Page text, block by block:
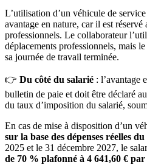
L’utilisation d’un véhicule de
avantage en nature, car il est réservé
professionnels. Le collaborateur
déplacements professionnels, mais
sa journée de travail terminée.
👉 Du côté du salarié : l’avantage
bulletin de paie et doit être déclaré
du taux d’imposition du salarié,
En cas de mise à disposition d’un
sur la base des dépenses réelles
2025 et le 31 décembre 2027, le
de 70 % plafonné à 4 641,60 € par